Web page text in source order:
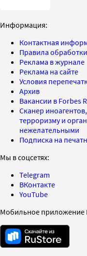
Информация:
Контактная
Правила обработки
Реклама в журнале
Реклама на сайте
Условия
Архив
Вакансии в Forbes
Сканер
терроризму и
нежелательными
Подписка на
Мы в соцсетях:
Telegram
ВКонтакте
YouTube
Мобильное приложение